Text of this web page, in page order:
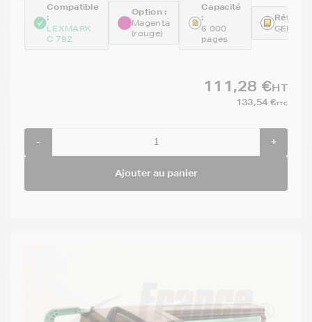
Compatible
:
LEXMARK
C 792
Option :
Magenta
(rouge)
Capacité
:
6 000
pages
111,28 €HT
133,54 €TTC
- +
Ajouter au panier